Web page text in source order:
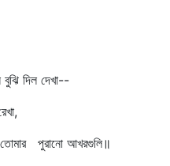
দিল দেখা--
পুরানো আখরগুলি॥